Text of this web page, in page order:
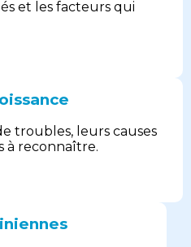
et les facteurs qui
troubles, leurs causes
à reconnaître.